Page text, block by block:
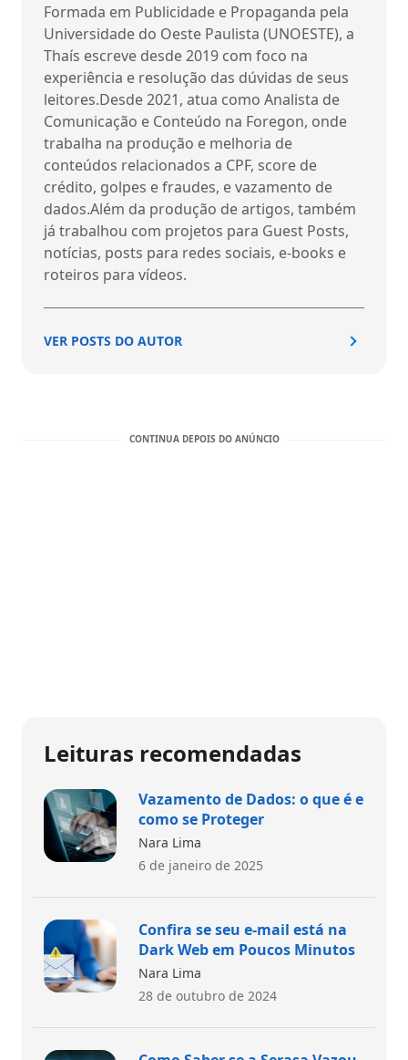
Formada em Publicidade e Propaganda pela
Universidade do Oeste Paulista (UNOESTE), a
Thaís escreve desde 2019 com foco na
experiência e resolução das dúvidas de seus
leitores.Desde 2021, atua como Analista de
Comunicação e Conteúdo na Foregon, onde
trabalha na produção e melhoria de
conteúdos relacionados a CPF, score de
crédito, golpes e fraudes, e vazamento de
dados.Além da produção de artigos, também
já trabalhou com projetos para Guest Posts,
notícias, posts para redes sociais, e-books e
roteiros para vídeos.
VER POSTS DO AUTOR
Leituras recomendadas
Vazamento de Dados: o que é e
como se Proteger
Nara Lima
6 de janeiro de 2025
Confira se seu e-mail está na
Dark Web em Poucos Minutos
Nara Lima
28 de outubro de 2024